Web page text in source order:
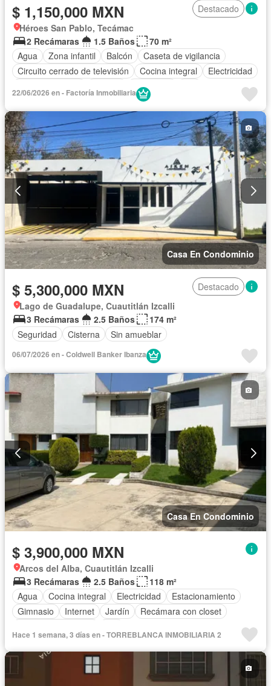
$ 1,150,000 MXN
Destacado
Héroes San Pablo, Tecámac
2 Recámaras
1.5 Baños
70 m²
Agua
Zona infantil Balcón
Caseta de vigilancia
Circuito cerrado de televisión
Cocina integral
Electricidad
Seguridad
22/06/2026 en - Factoría Inmobiliaria
Casa En Condominio
$ 5,300,000 MXN
Destacado
Lago de Guadalupe, Cuautitlán Izcalli
3 Recámaras
2.5 Baños
174 m²
Seguridad
Cisterna Sin amueblar
06/07/2026 en - Coldwell Banker Ibanza
Casa En Condominio
$ 3,900,000 MXN
Arcos del Alba, Cuautitlán Izcalli
3 Recámaras
2.5 Baños
118 m²
Agua
Cocina integral Electricidad
Estacionamiento
Gimnasio
Internet Jardín
Recámara con closet
Hace 1 semana, 3 días en - TORREBLANCA INMOBILIARIA 2